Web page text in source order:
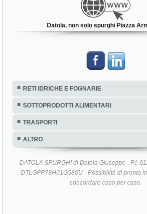
Datola, non solo spurghi Piazza
RETI IDRICHE E FOGNARIE
SOTTOPRODOTTI ALIMENTARI
TRASPORTI
ALTRO
DATOLA SPURGHI di Datola Giuseppe - P.I.
DTLGPP78H01G580U - Possibilità di pronto
concordare caso per caso.